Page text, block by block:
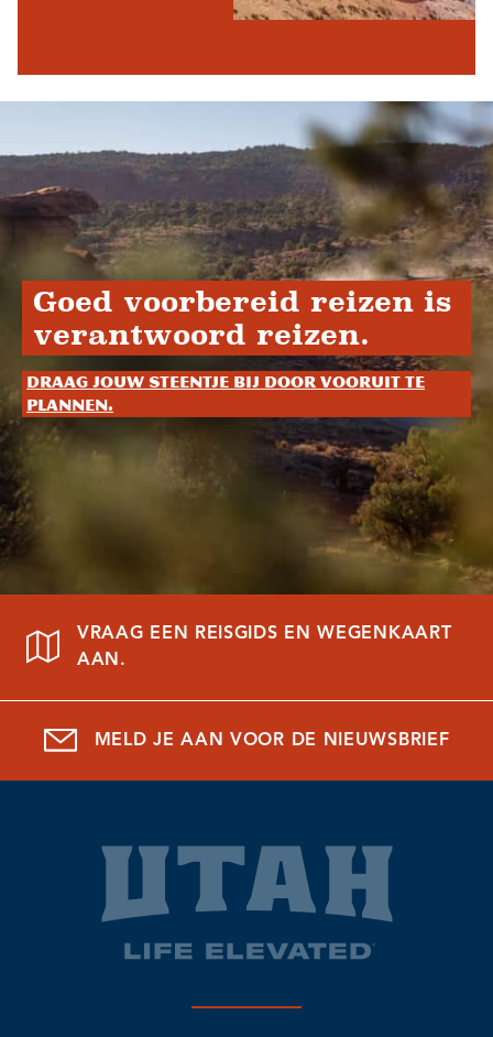
Goed voorbereid reizen is
verantwoord reizen.
Draag jouw steentje bij door vooruit te
plannen.
VRAAG EEN REISGIDS EN WEGENKAART
AAN.
MELD JE AAN VOOR DE NIEUWSBRIEF